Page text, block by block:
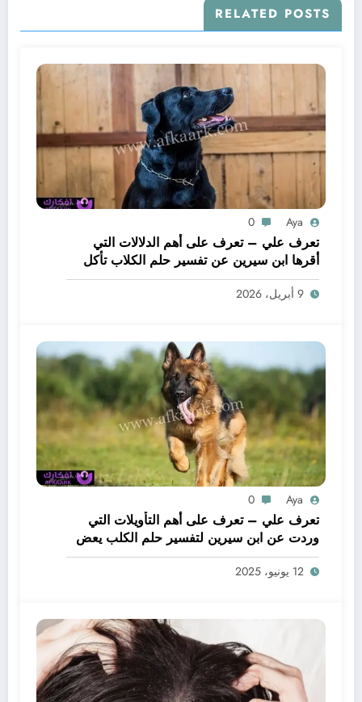
RELATED POSTS
Aya
0
تعرف علي – تعرف على أهم الدلالات التي
أقرها ابن سيرين عن تفسير حلم الكلاب تأكل
لحم – بالتفصيل
9 أبريل، 2026
Aya
0
تعرف علي – تعرف على أهم التأويلات التي
وردت عن ابن سيرين لتفسير حلم الكلب يعض
يدي – بالتفصيل
12 يونيو، 2025